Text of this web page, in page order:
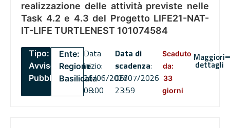
realizzazione delle attività previste nelle
Task 4.2 e 4.3 del Progetto LIFE21-NAT-
IT-LIFE TURTLENEST 101074584
Tipo:
Avviso
Pubblico
Ente:
Regione
Basilicata
Data
inizio:
26/06/2026
08:00
Data di
scadenza:
06/07/2026
23:59
Scaduto
da:
33
giorni
Maggiori
dettagli